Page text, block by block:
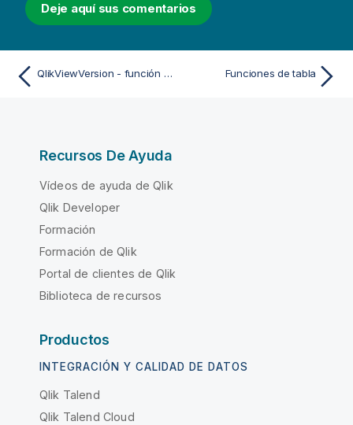
Deje aquí sus comentarios
QlikViewVersion - función de script y de gráfico Funciones de tabla
Recursos De Ayuda
Vídeos de ayuda de Qlik
Qlik Developer
Formación
Formación de Qlik
Portal de clientes de Qlik
Biblioteca de recursos
Productos
INTEGRACIÓN Y CALIDAD DE DATOS
Qlik Talend
Qlik Talend Cloud